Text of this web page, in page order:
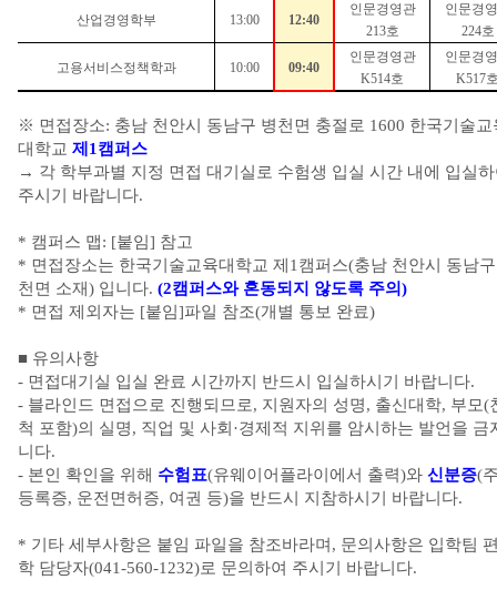
산업경영학부 13:00 12:40
인문경영관
213호
인문경
224호
고용서비스정책학과 10:00 09:40
인문경영관
K514호
인문경
K517
※ 면접장소: 충남 천안시 동남구 병천면 충절로 1600 한국기술교
대학교 제 1캠퍼스
→ 각 학부과별 지정 면접 대기실로 수험생 입실 시간 내에 입실
주시기 바랍니다.
* 캠퍼스 맵: [붙임] 참고
* 면접장소는 한국기술교육대학교 제 1캠퍼스(충남 천안시 동남
천면 소재) 입니다. (2캠퍼스와 혼동되지 않도록 주의)
* 면접 제외자는 [붙임]파일 참조(개별 통보 완료)
■ 유의사항
- 면접대기실 입실 완료 시간까지 반드시 입실하시기 바랍니다.
- 블라인드 면접으로 진행되므로, 지원자의 성명, 출신대학, 부모(
척 포함)의 실명, 직업 및 사회 ·경제적 지위를 암시하는 발언을 금
니다.
- 본인 확인을 위해 수험표(유웨이어플라이에서 출력)와 신분증(
등록증, 운전면허증, 여권 등)을 반드시 지참하시기 바랍니다.
* 기타 세부사항은 붙임 파일을 참조바라며 , 문의사항은 입학팀
학 담당자(041-560-1232)로 문의하여 주시기 바랍니다.